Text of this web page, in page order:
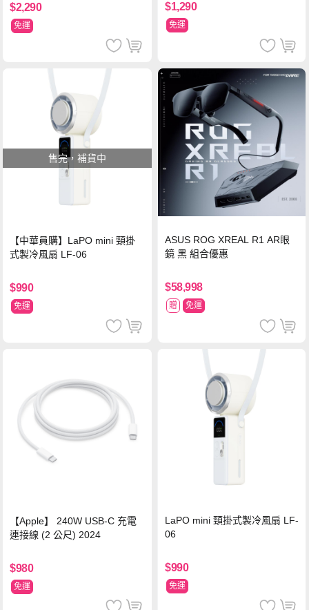
$2,290
免運
$1,290
免運
售完，補貨中
【中華員購】LaPO mini 頸掛
式製冷風扇 LF-06
$990
免運
ASUS ROG XREAL R1 AR眼
鏡 黑 組合優惠
$58,998
贈 免運
【Apple】 240W USB-C 充電
連接線 (2 公尺) 2024
$980
免運
LaPO mini 頸掛式製冷風扇 LF-
06
$990
免運